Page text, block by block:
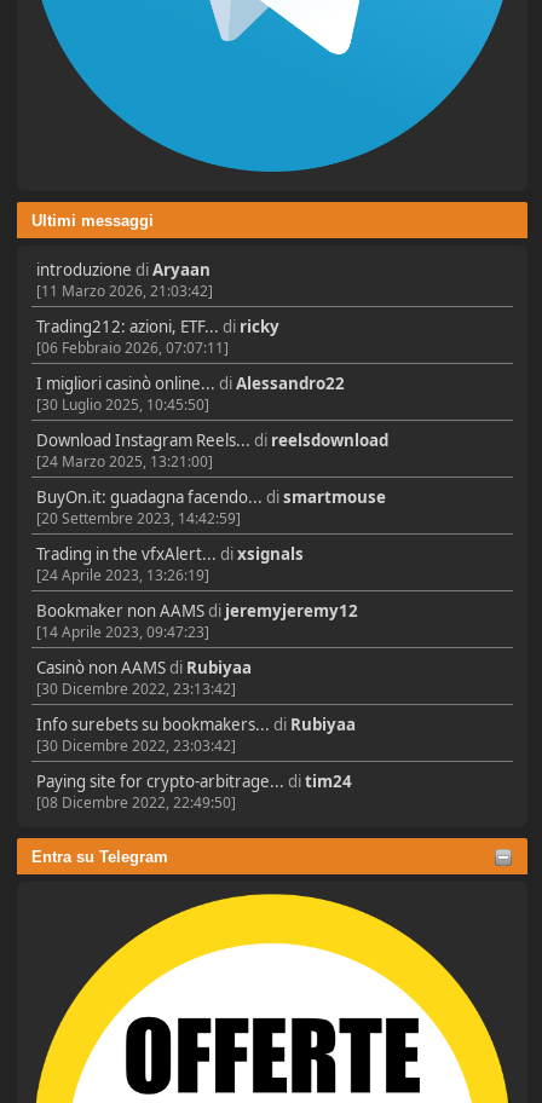
Ultimi messaggi
introduzione diAryaan
[11 Marzo 2026, 21:03:42]
Trading212: azioni, ETF... di ricky
[06 Febbraio 2026, 07:07:11]
I migliori casinò online... diAlessandro22
[30 Luglio 2025, 10:45:50]
Download Instagram Reels... di reelsdownload
[24 Marzo 2025, 13:21:00]
BuyOn.it: guadagna facendo... dismartmouse
[20 Settembre 2023, 14:42:59]
Trading in the vfxAlert... dixsignals
[24 Aprile 2023, 13:26:19]
Bookmaker non AAMSdi jeremyjeremy12
[14 Aprile 2023, 09:47:23]
Casinò non AAMSdi Rubiyaa
[30 Dicembre 2022, 23:13:42]
Info surebets su bookmakers... di Rubiyaa
[30 Dicembre 2022, 23:03:42]
Paying site for crypto-arbitrage... ditim24
[08 Dicembre 2022, 22:49:50]
Entra su Telegram